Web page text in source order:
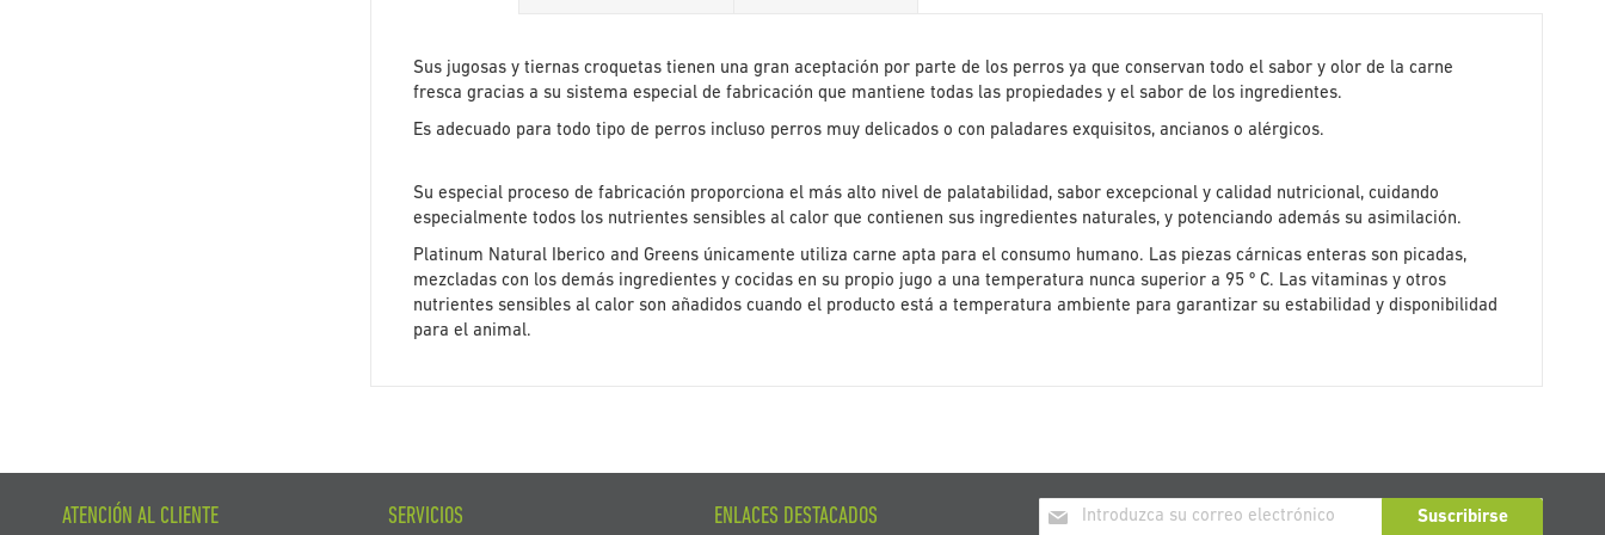
imágenes
Sus jugosas y tiernas croquetas tienen una gran aceptación por parte de los perros ya que conservan todo el sabor y olor de la carne
fresca gracias a su sistema especial de fabricación que mantiene todas las propiedades y el sabor de los ingredientes.
Es adecuado para todo tipo de perros incluso perros muy delicados o con paladares exquisitos, ancianos o alérgicos.
Su especial proceso de fabricación proporciona el más alto nivel de palatabilidad, sabor excepcional y calidad nutricional, cuidando
especialmente todos los nutrientes sensibles al calor que contienen sus ingredientes naturales, y potenciando además su asimilación.
Platinum Natural Iberico and Greens únicamente utiliza carne apta para el consumo humano. Las piezas cárnicas enteras son picadas,
mezcladas con los demás ingredientes y cocidas en su propio jugo a una temperatura nunca superior a 95 º C. Las vitaminas y otros
nutrientes sensibles al calor son añadidos cuando el producto está a temperatura ambiente para garantizar su estabilidad y disponibilidad
para el animal.
Inscríbase
Suscribirse
ATENCIÓN AL CLIENTE SERVICIOS ENLACES DESTACADOS